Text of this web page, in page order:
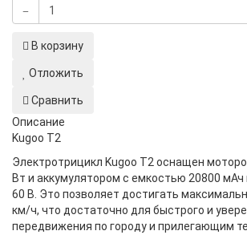
В корзину
Отложить
Сравнить
Описание
Kugoo T2
Электротрицикл Kugoo T2 оснащен
Вт и аккумулятором с емкостью 20800
60 В. Это позволяет достигать
км/ч, что достаточно для быстрого и
передвижения по городу и прилегающим